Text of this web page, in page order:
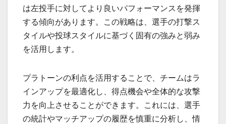
は左投手に対してより良いパフォーマンスを発揮
する傾向があります。この戦略は、選手の打撃ス
タイルや投球スタイルに基づく固有の強みと弱み
を活用します。
プラトーンの利点を活用することで、チームはラ
インアップを最適化し、得点機会や全体的な攻撃
力を向上させることができます。これには、選手
の統計やマッチアップの履歴を慎重に分析し、情